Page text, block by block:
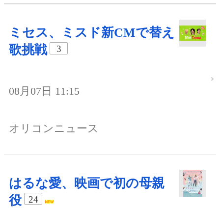
ミセス、ミスド新CMで替え
歌挑戦
3
08月07日 11:15
オリコンニュース
はるな愛、映画で初の母親
役
24